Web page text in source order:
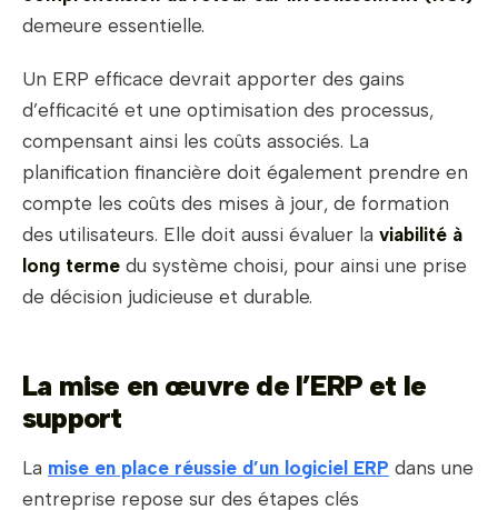
demeure essentielle.
Un ERP efficace devrait apporter des gains
d’efficacité et une optimisation des processus,
compensant ainsi les coûts associés. La
planification financière doit également prendre en
compte les coûts des mises à jour, de formation
des utilisateurs. Elle doit aussi évaluer la viabilité à
long terme du système choisi, pour ainsi une prise
de décision judicieuse et durable.
La mise en œuvre de l’ERP et le
support
La mise en place réussie d’un logiciel ERP dans une
entreprise repose sur des étapes clés